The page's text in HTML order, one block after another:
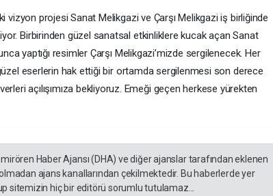
vizyon projesi Sanat Melikgazi ve Çarşı Melikgazi iş birliğinde
Birbirinden güzel sanatsal etkinliklere kucak açan Sanat
yaptığı resimler Çarşı Melikgazi’mizde sergilenecek. Her
eserlerin hak ettiği bir ortamda sergilenmesi son derece
açılışımıza bekliyoruz. Emeği geçen herkese yürekten
Haber Ajansı (DHA) ve diğer ajanslar tarafından eklenen
ajans kanallarından çekilmektedir. Bu haberlerde yer
sitemizin hiç bir editörü sorumlu tutulamaz...